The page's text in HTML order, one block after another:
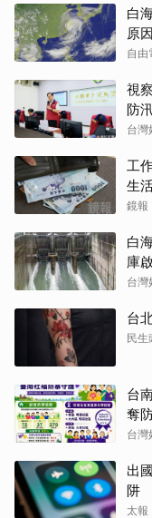
白
原因
自由
視
防
台灣
工
生
法
鏡報
白
庫
台灣
台
民生
台
奪
台灣
出
阱
太報